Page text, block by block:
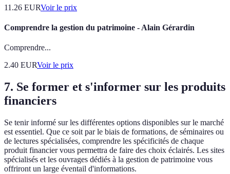
11.26 EURVoir le prix
Comprendre la gestion du patrimoine - Alain Gérardin
Comprendre...
2.40 EURVoir le prix
7. Se former et s'informer sur les produits
financiers
Se tenir informé sur les différentes options disponibles sur le marché
est essentiel. Que ce soit par le biais de formations, de séminaires ou
de lectures spécialisées, comprendre les spécificités de chaque
produit financier vous permettra de faire des choix éclairés. Les sites
spécialisés et les ouvrages dédiés à la gestion de patrimoine vous
offriront un large éventail d'informations.